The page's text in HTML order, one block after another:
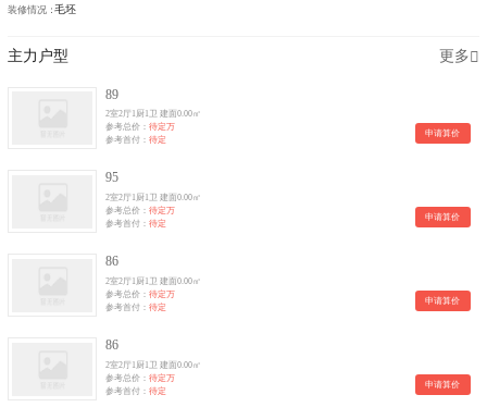
装修情况：毛坯
主力户型 更多
89
2室2厅1厨1卫 建面0.00㎡
参考总价：待定万
参考首付：待定
申请算价
95
2室2厅1厨1卫 建面0.00㎡
参考总价：待定万
参考首付：待定
申请算价
86
2室2厅1厨1卫 建面0.00㎡
参考总价：待定万
参考首付：待定
申请算价
86
2室2厅1厨1卫 建面0.00㎡
参考总价：待定万
参考首付：待定
申请算价